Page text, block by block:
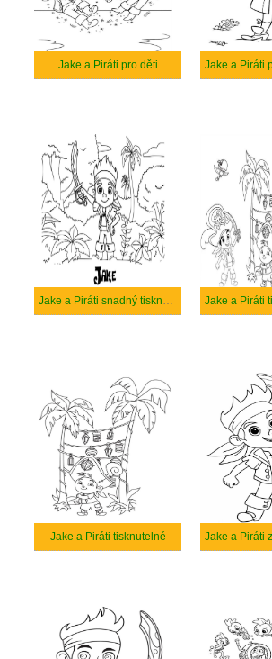
Jake a Piráti pro děti
Jake a Piráti snadný tisknutelné
Jake a Piráti tisknutelné